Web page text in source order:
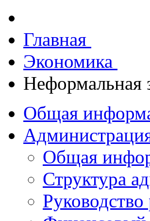
Главная
Экономика
Неформальная
Общая
Общая
Структура
Руководство